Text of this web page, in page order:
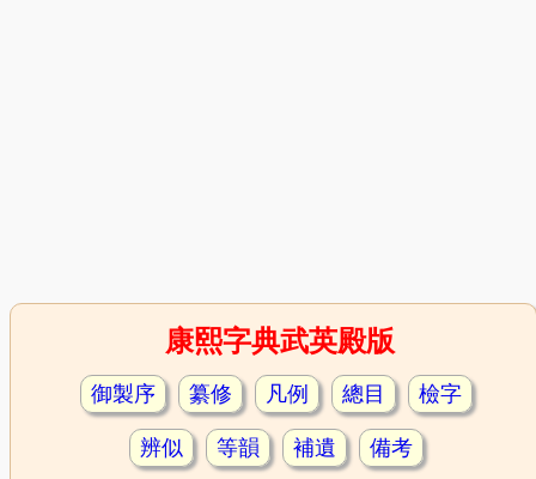
康熙字典武英殿版
御製序 纂修 凡例 總目 檢字
辨似 等韻 補遺 備考